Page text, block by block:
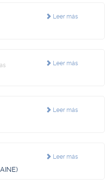
Leer más
Leer más
Leer más
Leer más